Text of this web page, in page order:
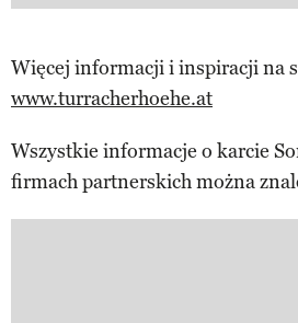
Więcej informacji i inspiracji na
www.turracherhoehe.at
Wszystkie informacje o karcie
firmach partnerskich można